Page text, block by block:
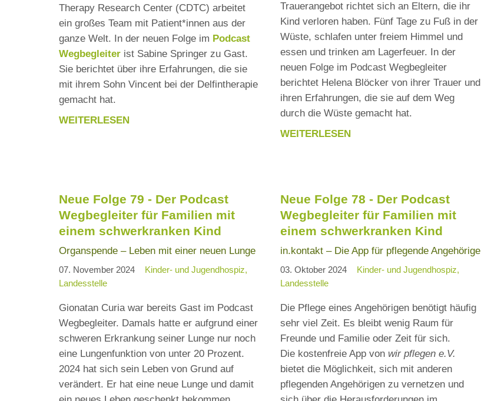
Therapy Research Center (CDTC) arbeitet
ein großes Team mit Patient*innen aus der
ganze Welt. In der neuen Folge im Podcast
Wegbegleiter ist Sabine Springer zu Gast.
Sie berichtet über ihre Erfahrungen, die sie
mit ihrem Sohn Vincent bei der Delfintherapie
gemacht hat.
WEITERLESEN
NEUE
PODCAST
WEGBEGLEITER
FÜR
FAMILIEN
MIT
EINEM
KIND
Trauerangebot richtet sich an Eltern, die ihr
Kind verloren haben. Fünf Tage zu Fuß in der
Wüste, schlafen unter freiem Himmel und
essen und trinken am Lagerfeuer. In der
neuen Folge im Podcast Wegbegleiter
berichtet Helena Blöcker von ihrer Trauer und
ihren Erfahrungen, die sie auf dem Weg
durch die Wüste gemacht hat.
WEITERLESEN
NEUE
DER
PODCAST
WEGBEGLEITER
FÜR
MIT
SCHWERKRANKEN
KIND
Neue Folge 79 - Der Podcast
Wegbegleiter für Familien mit
einem schwerkranken Kind
Organspende – Leben mit einer neuen Lunge
07. November 2024
Kinder- und Jugendhospiz
Landesstelle
Gionatan Curia war bereits Gast im Podcast
Wegbegleiter. Damals hatte er aufgrund einer
schweren Erkrankung seiner Lunge nur noch
eine Lungenfunktion von unter 20 Prozent.
2024 hat sich sein Leben von Grund auf
verändert. Er hat eine neue Lunge und damit
Neue Folge 78 - Der Podcast
Wegbegleiter für Familien mit
einem schwerkranken Kind
in.kontakt – Die App für pflegende Angehörige
03. Oktober 2024
Kinder- und Jugendhospiz
Landesstelle
Die Pflege eines Angehörigen benötigt häufig
sehr viel Zeit. Es bleibt wenig Raum für
Freunde und Familie oder Zeit für sich.
Die kostenfreie App von wir pflegen e.V.
bietet die Möglichkeit, sich mit anderen
pflegenden Angehörigen zu vernetzen und